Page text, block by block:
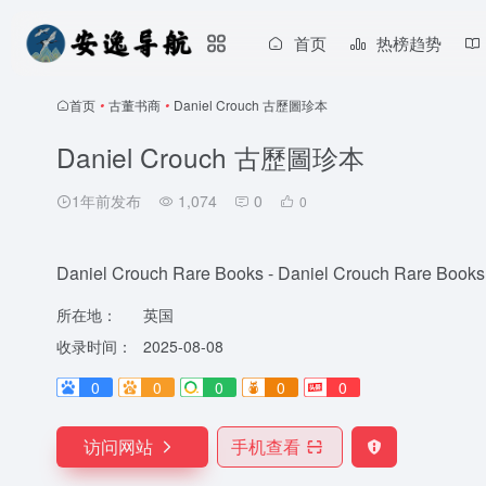
首页 热榜趋势
首页 • 古董书商 • Daniel Crouch 古歷圖珍本
Daniel Crouch 古歷圖珍本
1年前发布 1,074 0 0
Daniel Crouch Rare Books - Daniel Crouch Rare Books
所在地：
英国
收录时间：
2025-08-08
0
0 0 0 0
访问网站 手机查看